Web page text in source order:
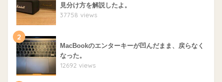
見分け方を解説したよ。
37758 views
2
MacBookのエンターキーが凹んだまま、戻らなく
なった。
12692 views